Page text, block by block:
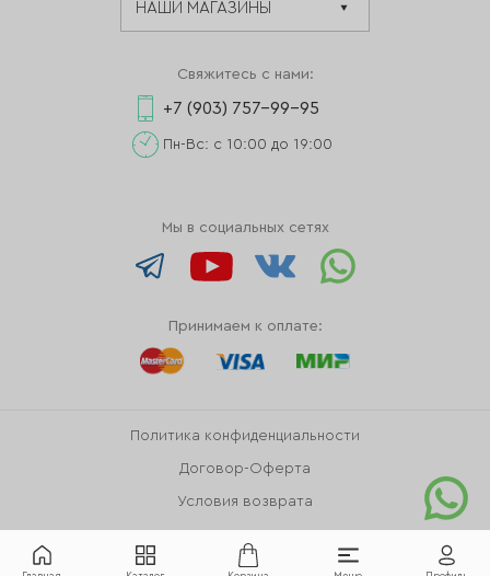
Свяжитесь с нами:
+7 (903) 757-99-95
Пн-Вс: с 10:00 до 19:00
Мы в социальных сетях
Принимаем к оплате:
Политика конфиденциальности
Договор-Оферта
Условия возврата